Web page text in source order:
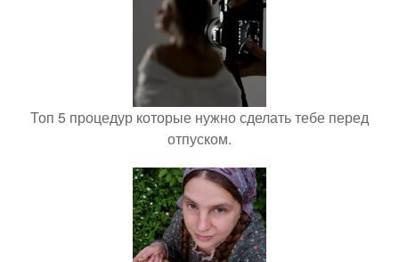
Топ 5 процедур которые нужно сделать тебе перед
отпуском.